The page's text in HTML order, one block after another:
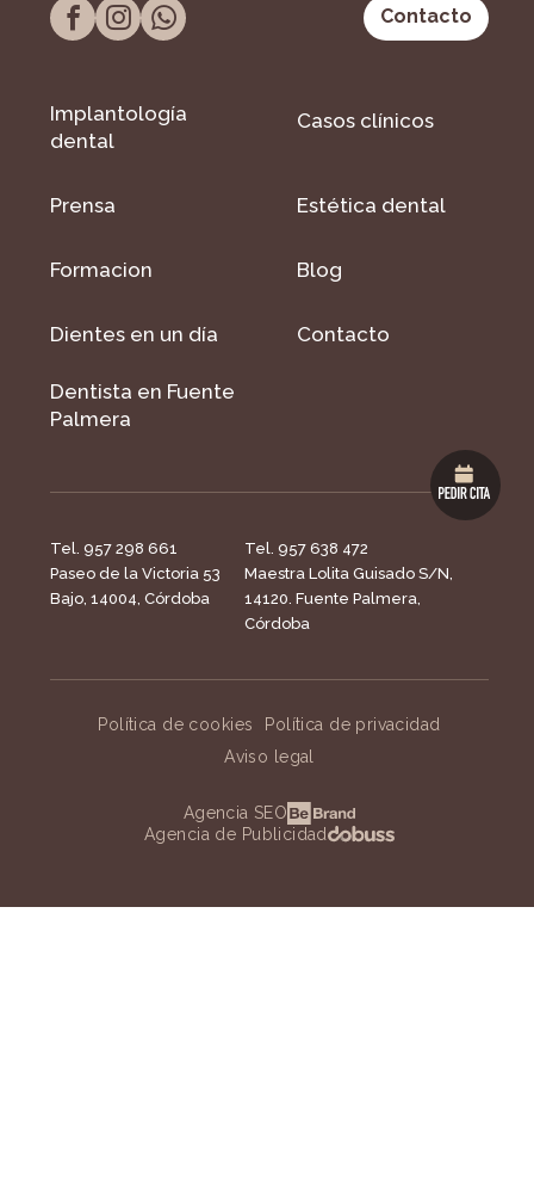
Contacto
Implantología
dental
Casos clínicos
Prensa Estética dental
Formacion Blog
Dientes en un día Contacto
Dentista en Fuente
Palmera
Tel. 957 298 661
Paseo de la Victoria 53
Bajo, 14004, Córdoba
Tel. 957 638 472
Maestra Lolita Guisado S/N,
14120. Fuente Palmera,
Córdoba
Política de cookies
Política de privacidad
Aviso legal
Agencia SEO
Agencia de Publicidad